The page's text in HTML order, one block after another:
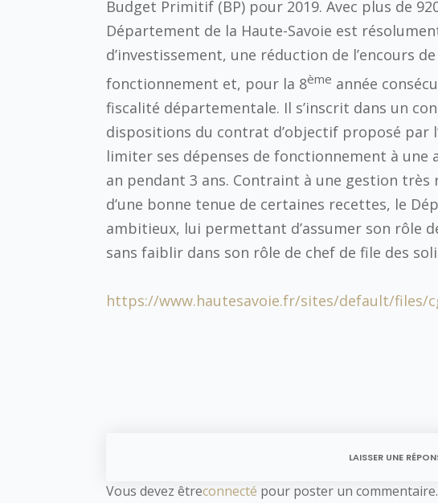
Budget Primitif (BP) pour 2019. Avec plus de
Département de la Haute-Savoie est
d’investissement, une réduction de l’encours
fonctionnement et, pour la 8ème année
fiscalité départementale. Il s’inscrit dans un
dispositions du contrat d’objectif proposé par
limiter ses dépenses de fonctionnement à une
an pendant 3 ans. Contraint à une gestion
d’une bonne tenue de certaines recettes, le
ambitieux, lui permettant d’assumer son rôle
sans faiblir dans son rôle de chef de file des
https://www.hautesavoie.fr/sites/default/files/
LAISSER UNE
Vous devez êtreconnecté pour poster un commentaire.